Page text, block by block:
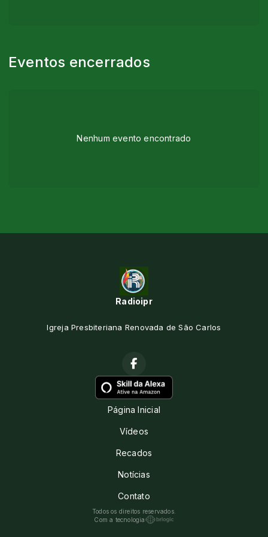
Eventos encerrados
Nenhum evento encontrado
Radioipr
Igreja Presbiteriana Renovada de São Carlos
Página Inicial
Vídeos
Recados
Notícias
Contato
Todos os direitos reservados.
Com a tecnologia